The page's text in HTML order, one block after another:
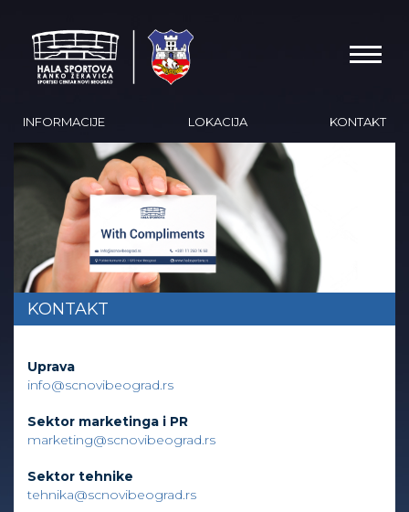
INFORMACIJE LOKACIJA KONTAKT
KONTAKT
Uprava
info@scnovibeograd.rs
Sektor marketinga i PR
marketing@scnovibeograd.rs
Sektor tehnike
tehnika@scnovibeograd.rs